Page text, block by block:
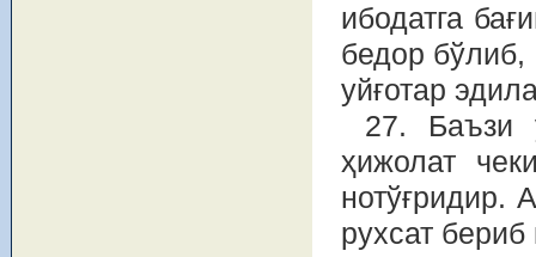
ибодатга
бедор
уйғотар
27. Баъзи
ҳижолат
нотўғридир.
рухсат бериб